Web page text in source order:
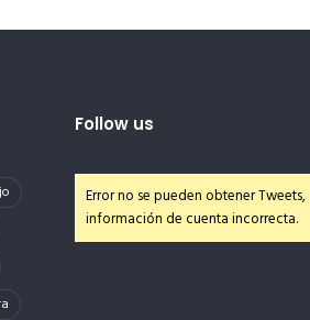
Follow us
Error no se pueden obtener Tweets,
información de cuenta incorrecta.